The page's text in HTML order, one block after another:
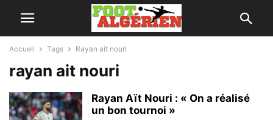
Accueil Tags Rayan ait nouri
rayan ait nouri
Rayan Aït Nouri : « On a réalisé
un bon tournoi »